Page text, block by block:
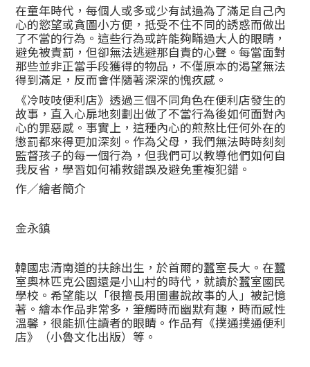
在童年時代，每個人或多或少有試過為了滿足自己內
心的慾望或貪圖小方便，抵受不住不同的誘惑而做出
了不當的行為。這些行為或許能夠瞞過大人的眼睛，
避免被責罰，但卻無法逃避那自責的心聲。每當面對
那些並非正當手段獲得的物品，不僅原本的渴望無法
得到滿足，反而會伴隨著深深的愧疚感。
《冷吱吱便利店》透過三個不同角色在便利店發生的
故事，直入心扉地刻劃出做了不當行為後如何面對內
心的罪惡感。事實上，這種內心的煎熬比任何外在的
懲罰都來得更加深刻。作為父母，我們無法時時刻刻
監督孩子的每一個行為，但我們可以教導他們如何自
我反省，學習如何補救錯誤及避免重複犯錯。
作／繪者簡介
金永鎮
韓國忠清南道的扶餘出生，於首爾的蠶室長大。在蠶
室奧林匹克公園還是小山村的時代，就讀於蠶室國民
學校。希望能以「很擅長用圖畫說故事的人」被記憶
著。繪本作品非常多，筆觸時而幽默有趣，時而感性
溫馨，很能抓住讀者的眼睛。作品有《撲通撲通便利
店》（小魯文化出版）等。